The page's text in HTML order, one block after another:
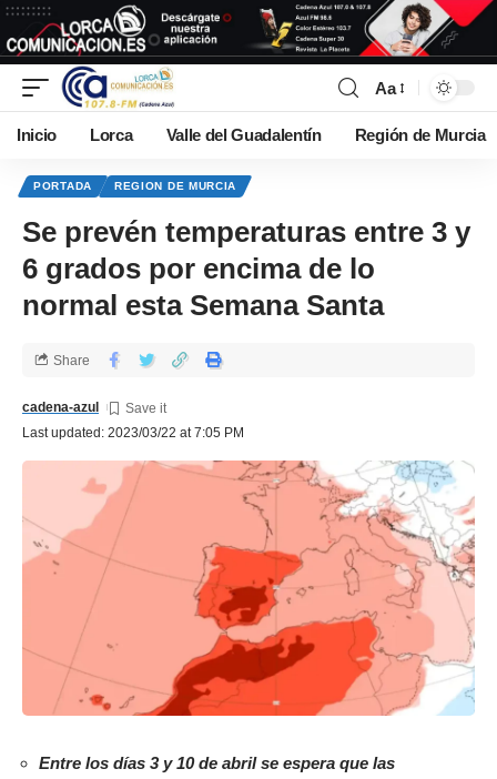
Aa
Inicio Lorca Valle del Guadalentín Región de Murcia
PORTADA REGION DE MURCIA
Se prevén temperaturas entre 3 y
6 grados por encima de lo
normal esta Semana Santa
Last updated: 2023/03/22 at 7:05 PM
cadena-azul
Share
Entre los días 3 y 10 de abril se espera que las